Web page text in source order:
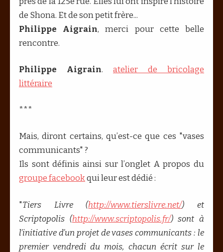
de Shona. Et de son petit frère...
Philippe Aigrain, merci pour cette belle
rencontre.
Philippe Aigrain. atelier de bricolage
littéraire
***
Mais, diront certains, qu’est-ce que ces "vases
communicants" ?
Ils sont définis ainsi sur l’onglet A propos du
groupe facebookqui leur est dédié :
"Tiers Livre (http://www.tierslivre.net/) et
Scriptopolis (http://www.scriptopolis.fr/) sont à
l’initiative d’un projet de vases communicants : le
premier vendredi du mois, chacun écrit sur le